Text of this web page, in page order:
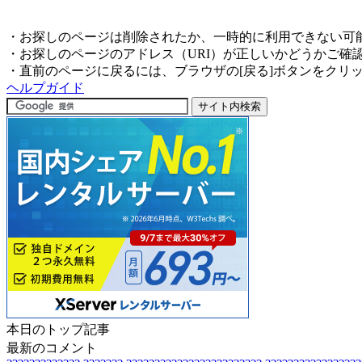
・お探しのページは削除されたか、一時的に利用できない可
・お探しのページのアドレス（URI）が正しいかどうかご確
・直前のページに戻るには、ブラウザの[戻る]ボタンをクリ
ヘルプガイド
本日のトップ記事
最新のコメント